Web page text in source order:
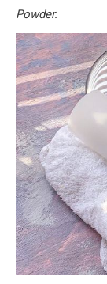
Powder.